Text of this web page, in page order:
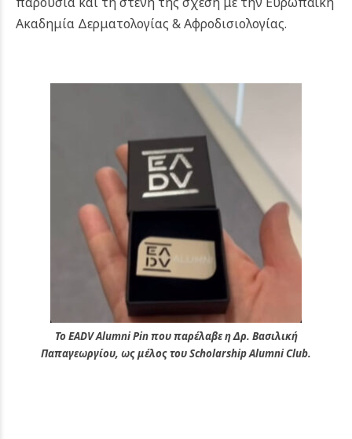
Ακαδημία Δερματολογίας & Αφροδισιολογίας.
Το EADV Alumni Pin που παρέλαβε η Δρ. Βασιλική
Παπαγεωργίου, ως μέλος του Scholarship Alumni Club.